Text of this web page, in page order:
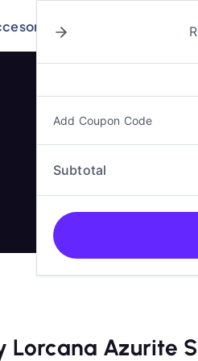
Rol
Lorcana Azurite
Add Coupon Code
Subtotal